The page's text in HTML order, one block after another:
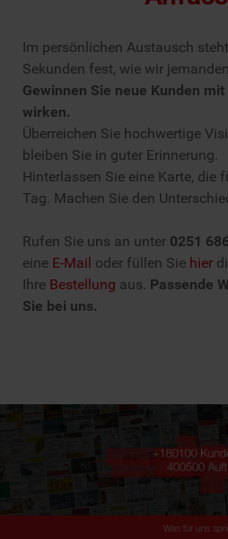
Im persönlichen Austausch
Sekunden fest, wie wir
Gewinnen Sie neue Kunden
wirken.
Überreichen Sie hochwertige
bleiben Sie in guter Erinnerung.
Hinterlassen Sie eine Karte, die
Tag. Machen Sie den
Rufen Sie uns an unter 0251
eine E-Mail oder füllen Sie hier
Ihre Bestellung aus. Passende
Sie bei uns.